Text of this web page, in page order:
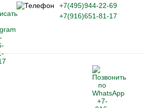
+7(495)944-22-69
+7(916)651-81-17